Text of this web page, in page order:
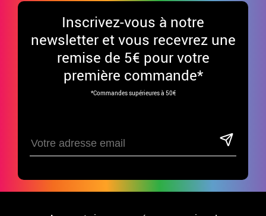
Inscrivez-vous à notre
newsletter et vous recevrez une
remise de 5€ pour votre
première commande*
*Commandes supérieures à 50€